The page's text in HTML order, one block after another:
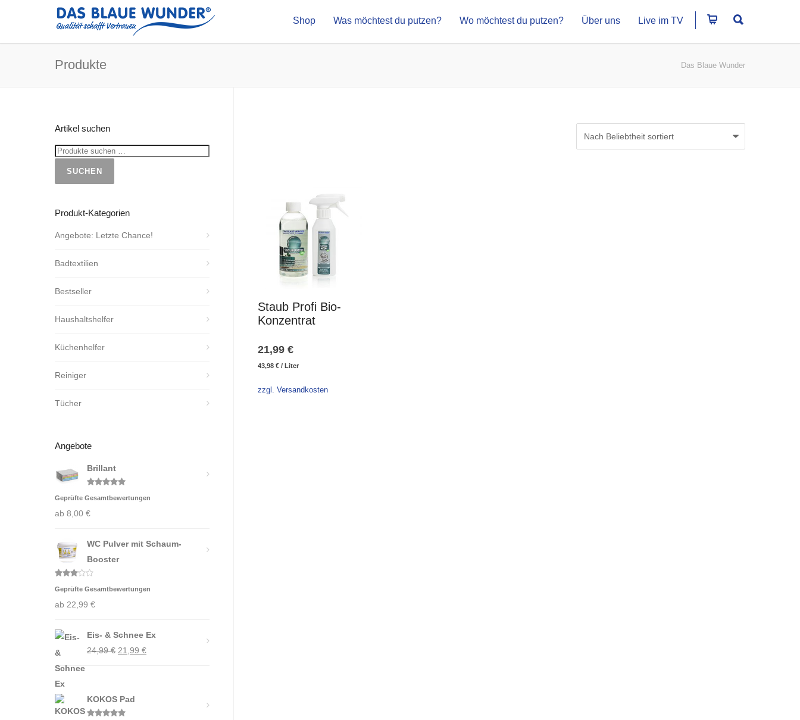
Shop Was möchtest du putzen? Wo möchtest du putzen? Über uns Live im TV
Produkte Das Blaue Wunder
Staub Profi Bio-
Konzentrat
21,99 €
43,98 € / Liter
zzgl. Versandkosten
Artikel suchen
SUCHEN
Produkt-Kategorien
Angebote: Letzte Chance!
Badtextilien
Bestseller
Haushaltshelfer
Küchenhelfer
Reiniger
Tücher
Angebote
Brillant
Bewertet
mit5.00
Geprüfte Gesamtbewertungen
ab 8,00 €
WC Pulver mit Schaum-
Booster
Bewertet
mit
3.00
von 5
Geprüfte Gesamtbewertungen
ab 22,99 €
Eis- & Schnee Ex
24,99€ Ursprünglicher
24,99 €
21,99 €Aktueller
KOKOS Pad